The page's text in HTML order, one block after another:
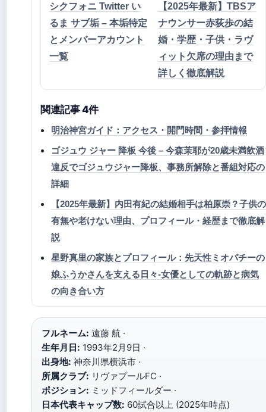
シクフォニ Twitter い
るま サブ垢 – 本垢特定
とメンバーアカウント
一覧
【2025年最新】TBSア
ナウンサー赤荻歩の結
婚・学歴・子供・ラヴ
ィット欠席の理由まで
詳しく徹底解説
関連記事 4件
明治神宮ガイド：アクセス・開門時間・参拝情報
ゴジュウ ジャー 降板 今後 – 今森茉耶が20歳未満飲酒
違反でゴジュウジャー降板、事務所解除と番組対応の
詳細
【2025年最新】内田有紀の結婚相手は柏原崇？子供の
有無や老けない理由、プロフィール・経歴まで徹底解
説
星野真里の家族とプロフィール：先天性ミオパチーの
娘ふうかさんを支える日々-女優としての軌跡と病気
の向き合い方
フルネーム: 遠藤 航 ·
生年月日: 1993年2月9日 ·
出身地: 神奈川県横浜市 ·
所属クラブ: リヴァプールFC ·
ポジション: ミッドフィールダー ·
日本代表キャップ数: 60試合以上 (2025年時点)